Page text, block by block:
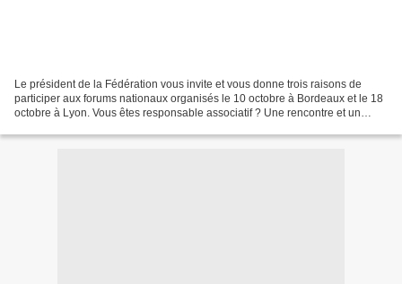
Le président de la Fédération vous invite et vous donne trois raisons de
participer aux forums nationaux organisés le 10 octobre à Bordeaux et le 18
octobre à Lyon. Vous êtes responsable associatif ? Une rencontre et un